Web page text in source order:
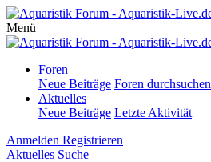
Menü
Foren
Neue Beiträge Foren durchsuchen
Aktuelles
Neue Beiträge Letzte Aktivität
Anmelden Registrieren
Aktuelles Suche